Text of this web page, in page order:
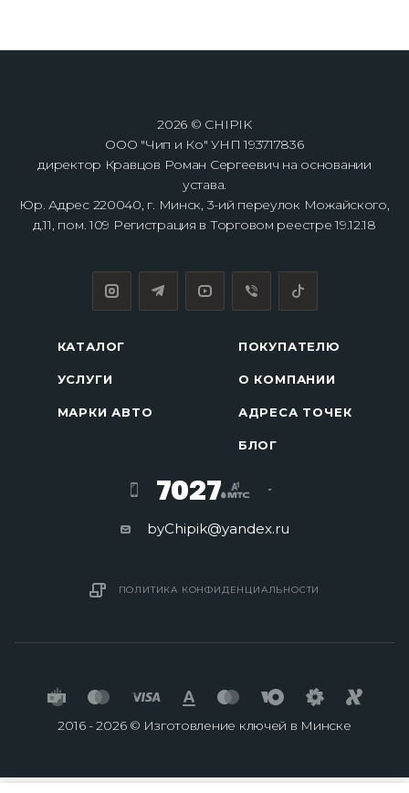
2026 © CHIPIK
ООО "Чип и Ко" УНП 193717836
директор Кравцов Роман Сергеевич на основании
устава.
Юр. Адрес 220040, г. Минск, 3-ий переулок Можайского,
д.11, пом. 109 Регистрация в Торговом реестре 19.12.18
КАТАЛОГ
УСЛУГИ
МАРКИ АВТО
ПОКУПАТЕЛЮ
О КОМПАНИИ
АДРЕСА ТОЧЕК
БЛОГ
7027
byChipik@yandex.ru
ПОЛИТИКА КОНФИДЕНЦИАЛЬНОСТИ
2016 - 2026 © Изготовление ключей в Минске